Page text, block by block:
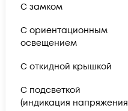
С замком
С ориентационным
освещением
С откидной крышкой
С подсветкой
(индикация напряжения